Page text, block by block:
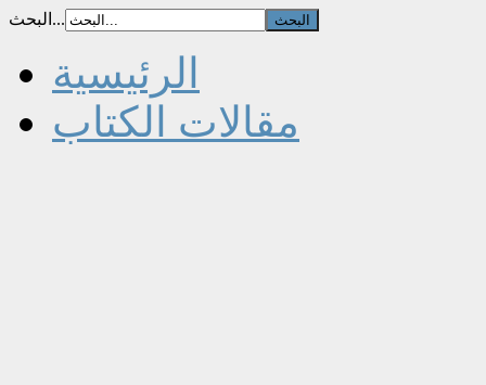
البحث...
الرئيسية
مقالات الكتاب